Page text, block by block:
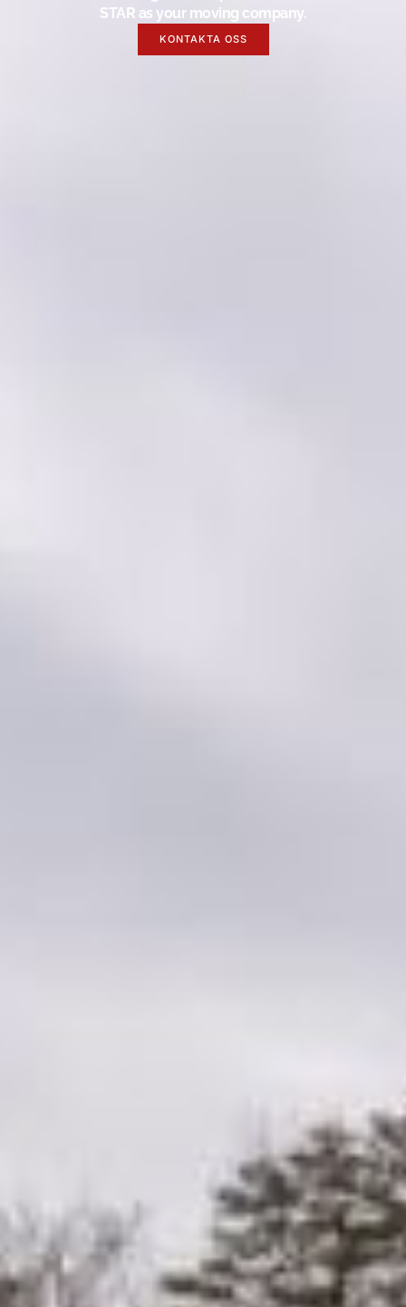
STAR as your moving company.
KONTAKTA OSS